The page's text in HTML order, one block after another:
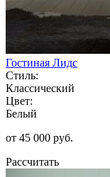
Гостиная Лидс
Стиль:
Классический
Цвет:
Белый
от 45 000 руб.
Рассчитать